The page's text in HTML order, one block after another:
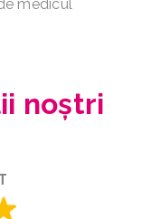
medicul
noștri